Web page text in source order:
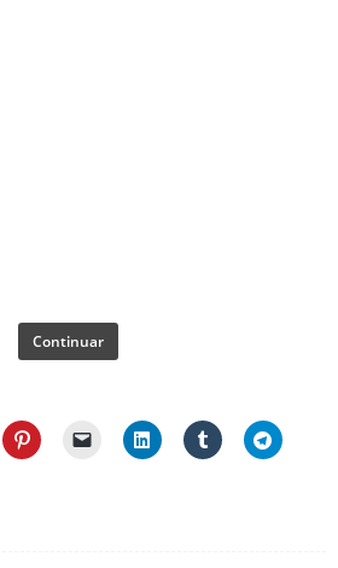
Continuar